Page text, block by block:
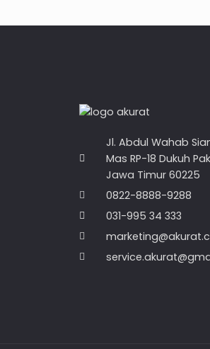
Jl. Abdul Wahab
Mas RP-18 Dukuh
Jawa Timur 60225
0822-8888-9288
031-995 34 333